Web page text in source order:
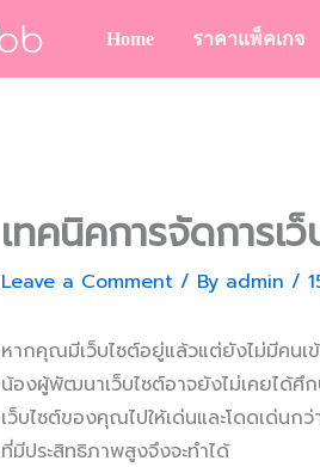
Home ราคาแพ็คเกจ
เทคนิคการจัดการเ
Leave a Comment / By admin /
หากคุณมีเว็บไซต์อยู่แล้วแต่ยังไม่มีคนเ
น้องผู้พัฒนาเว็บไซต์อาจยังไม่เคยได้ศึ
เว็บไซต์ของคุณไปให้เด่นและโดดเด่น
ที่มีประสิทธิภาพสูงจึงจะทำได้